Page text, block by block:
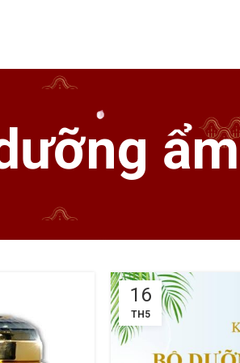
ẩm
16
TH5